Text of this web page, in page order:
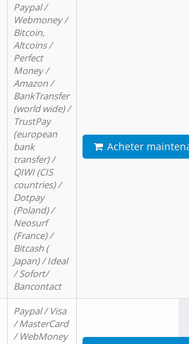
Paypal /
Webmoney /
Bitcoin,
Altcoins /
Perfect
Money /
Amazon /
BankTransfer
(world wide) /
TrustPay
(european
bank
transfer) /
QIWI (CIS
countries) /
Dotpay
(Poland) /
Neosurf
(France) /
Bitcash (
Japan) / Ideal
/ Sofort/
Bancontact
Acheter
Paypal / Visa
/ MasterCard
/ WebMoney